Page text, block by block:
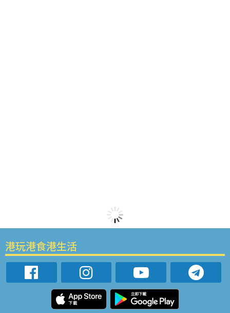
港玩港食港生活